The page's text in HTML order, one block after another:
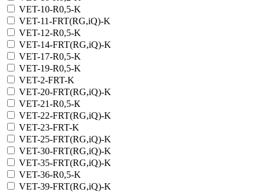
VET-10-R0,5-K
VET-11-FRT(RG,iQ)-K
VET-12-R0,5-K
VET-14-FRT(RG,iQ)-K
VET-17-R0,5-K
VET-19-R0,5-K
VET-2-FRT-K
VET-20-FRT(RG,iQ)-K
VET-21-R0,5-К
VET-22-FRT(RG,iQ)-K
VET-23-FRT-K
VET-25-FRT(RG,iQ)-K
VET-30-FRT(RG,iQ)-K
VET-35-FRT(RG,iQ)-K
VET-36-R0,5-K
VET-39-FRT(RG,iQ)-K